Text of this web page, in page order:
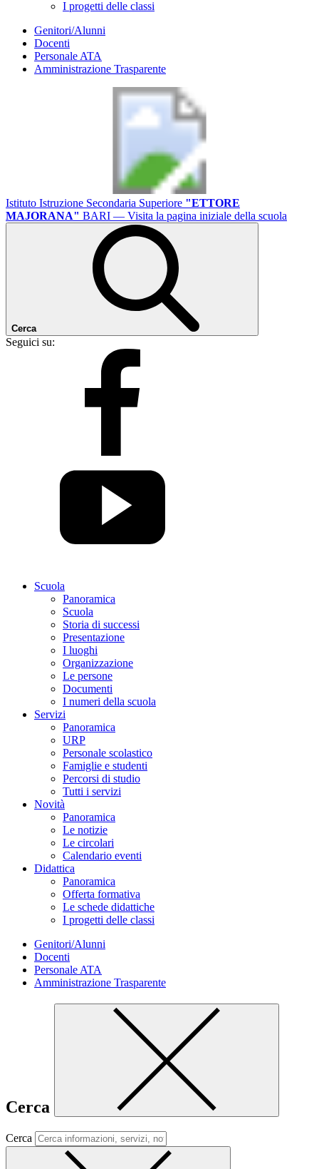
I progetti delle classi
Genitori/Alunni
Docenti
Personale ATA
Amministrazione Trasparente
Istituto Istruzione Secondaria Superiore "ETTORE
MAJORANA" BARI — Visita la pagina iniziale della scuola
Cerca
Seguici su:
Scuola
Panoramica
Scuola
Storia di successi
Presentazione
I luoghi
Organizzazione
Le persone
Documenti
I numeri della scuola
Servizi
Panoramica
URP
Personale scolastico
Famiglie e studenti
Percorsi di studio
Tutti i servizi
Novità
Panoramica
Le notizie
Le circolari
Calendario eventi
Didattica
Panoramica
Offerta formativa
Le schede didattiche
I progetti delle classi
Genitori/Alunni
Docenti
Personale ATA
Amministrazione Trasparente
Cerca
Cerca